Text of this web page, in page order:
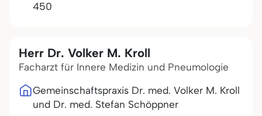
450
Herr Dr. Volker M. Kroll
Facharzt für Innere Medizin und Pneumologie
Gemeinschaftspraxis Dr. med. Volker M. Kroll
und Dr. med. Stefan Schöppner